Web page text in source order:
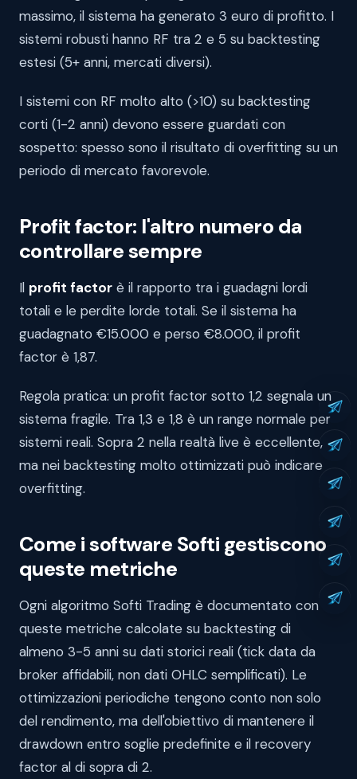
massimo, il sistema ha generato 3 euro di profitto. I
sistemi robusti hanno RF tra 2 e 5 su backtesting
estesi (5+ anni, mercati diversi).
I sistemi con RF molto alto (>10) su backtesting
corti (1-2 anni) devono essere guardati con
sospetto: spesso sono il risultato di overfitting su un
periodo di mercato favorevole.
Profit factor: l'altro numero da
controllare sempre
Il profit factor è il rapporto tra i guadagni lordi
totali e le perdite lorde totali. Se il sistema ha
guadagnato €15.000 e perso €8.000, il profit
factor è 1,87.
Regola pratica: un profit factor sotto 1,2 segnala un
sistema fragile. Tra 1,3 e 1,8 è un range normale per
sistemi reali. Sopra 2 nella realtà live è eccellente,
ma nei backtesting molto ottimizzati può indicare
overfitting.
Come i software Softi gestiscono
queste metriche
Ogni algoritmo Softi Trading è documentato con
queste metriche calcolate su backtesting di
almeno 3-5 anni su dati storici reali (tick data da
broker affidabili, non dati OHLC semplificati). Le
ottimizzazioni periodiche tengono conto non solo
del rendimento, ma dell'obiettivo di mantenere il
drawdown entro soglie predefinite e il recovery
factor al di sopra di 2.